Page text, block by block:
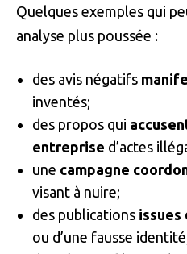
Quelques exemples qui
analyse plus poussée :
des avis négatifs
inventés;
des propos qui
entreprise d’actes
une campagne
visant à nuire;
des publications issues
ou d’une fausse